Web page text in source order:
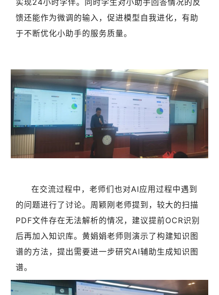
实现24小时学伴。同时学生对小助手回答情况的反
馈还能作为微调的输入，促进模型自我进化，有助
于不断优化小助手的服务质量。
在交流过程中，老师们也对AI应用过程中遇到
的问题进行了讨论。周颖刚老师提到，较大的扫描
PDF文件存在无法解析的情况，建议提前OCR识别
后再加入知识库。黄娟娟老师则演示了构建知识图
谱的方法，提出需要进一步研究AI辅助生成知识图
谱。